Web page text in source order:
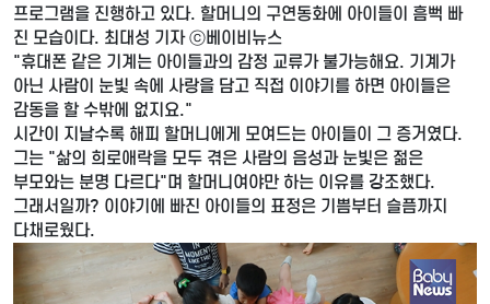
프로그램을 진행하고 있다. 할머니의 구연동화에 아이들이 흠뻑 빠
진 모습이다. 최대성 기자 ⓒ베이비뉴스
"휴대폰 같은 기계는 아이들과의 감정 교류가 불가능해요. 기계가
아닌 사람이 눈빛 속에 사랑을 담고 직접 이야기를 하면 아이들은
감동을 할 수밖에 없지요."
시간이 지날수록 해피 할머니에게 모여드는 아이들이 그 증거였다.
그는 "삶의 희로애락을 모두 겪은 사람의 음성과 눈빛은 젊은
부모와는 분명 다르다"며 할머니여야만 하는 이유를 강조했다.
그래서일까? 이야기에 빠진 아이들의 표정은 기쁨부터 슬픔까지
다채로웠다.